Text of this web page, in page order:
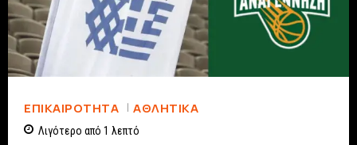
ΕΠΙΚΑΙΡΟΤΗΤΑ ΑΘΛΗΤΙΚΆ
Λιγότερο από 1 λεπτό